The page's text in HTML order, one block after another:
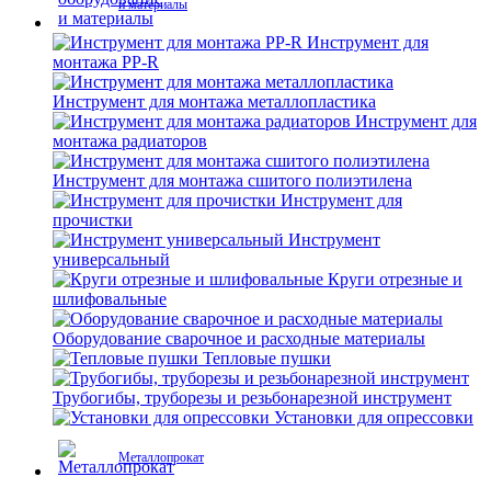
и материалы
Инструмент для
монтажа PP-R
Инструмент для монтажа металлопластика
Инструмент для
монтажа радиаторов
Инструмент для монтажа сшитого полиэтилена
Инструмент для
прочистки
Инструмент
универсальный
Круги отрезные и
шлифовальные
Оборудование сварочное и расходные материалы
Тепловые пушки
Трубогибы, труборезы и резьбонарезной инструмент
Установки для опрессовки
Металлопрокат